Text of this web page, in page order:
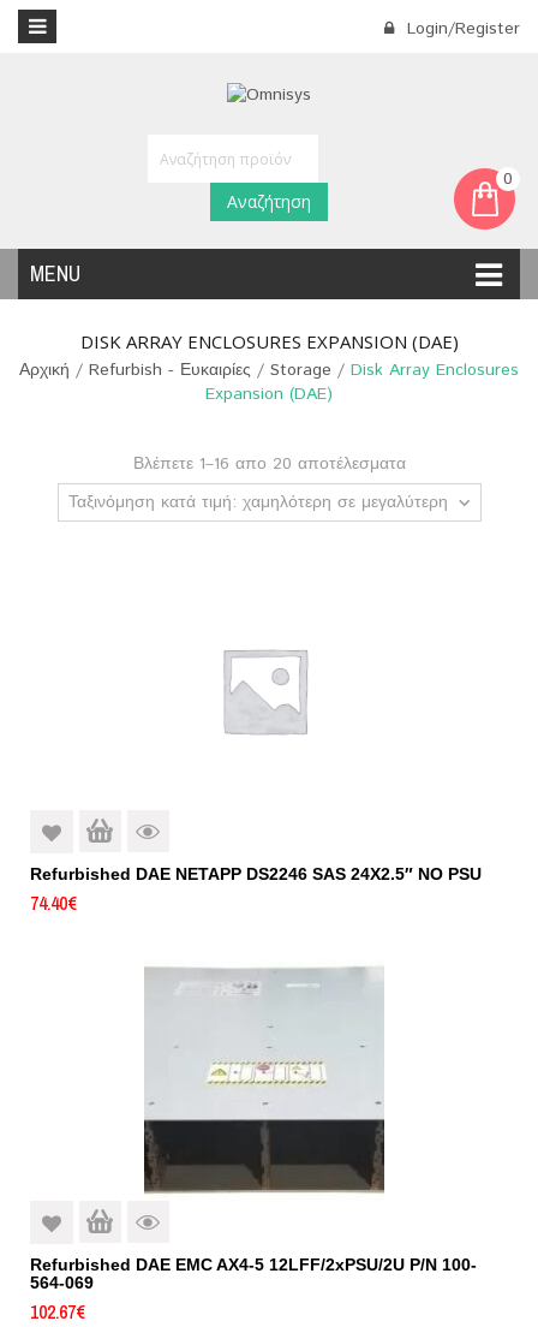
Login/Register
0
MENU
Αναζήτηση
DISK ARRAY ENCLOSURES EXPANSION (DAE)
Αρχική / Refurbish - Ευκαιρίες / Storage / Disk Array Enclosures
Expansion (DAE)
Βλέπετε 1–16 απο 20 αποτέλεσματα
Ταξινόμηση κατά τιμή: χαμηλότερη σε μεγαλύτερη
Refurbished DAE NETAPP DS2246 SAS 24X2.5″ NO PSU
74.40€
Refurbished DAE EMC AX4-5 12LFF/2xPSU/2U P/N 100-
564-069
102.67€